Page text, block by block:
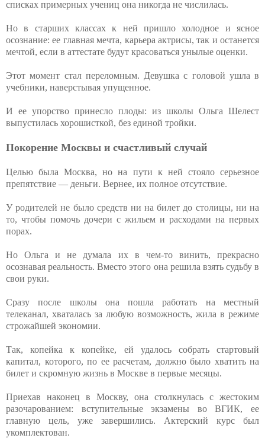
списках примерных учениц она никогда не числилась.
Но в старших классах к ней пришло холодное и ясное
осознание: ее главная мечта, карьера актрисы, так и останется
мечтой, если в аттестате будут красоваться унылые оценки.
Этот момент стал переломным. Девушка с головой ушла в
учебники, наверстывая упущенное.
И ее упорство принесло плоды: из школы Ольга Шелест
выпустилась хорошисткой, без единой тройки.
Покорение Москвы и счастливый случай
Целью была Москва, но на пути к ней стояло серьезное
препятствие — деньги. Вернее, их полное отсутствие.
У родителей не было средств ни на билет до столицы, ни на
то, чтобы помочь дочери с жильем и расходами на первых
порах.
Но Ольга и не думала их в чем-то винить, прекрасно
осознавая реальность. Вместо этого она решила взять судьбу в
свои руки.
Сразу после школы она пошла работать на местный
телеканал, хваталась за любую возможность, жила в режиме
строжайшей экономии.
Так, копейка к копейке, ей удалось собрать стартовый
капитал, которого, по ее расчетам, должно было хватить на
билет и скромную жизнь в Москве в первые месяцы.
Приехав наконец в Москву, она столкнулась с жестоким
разочарованием: вступительные экзамены во ВГИК, ее
главную цель, уже завершились. Актерский курс был
укомплектован.